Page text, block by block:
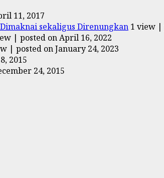
11, 2017
sekaligus Direnungkan 1 view |
| posted on April 16, 2022
| posted on January 24, 2023
2015
24, 2015